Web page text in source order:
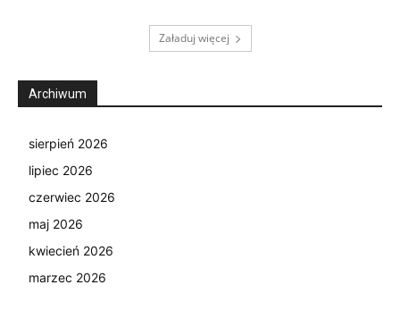
Załaduj więcej
Archiwum
sierpień 2026
lipiec 2026
czerwiec 2026
maj 2026
kwiecień 2026
marzec 2026